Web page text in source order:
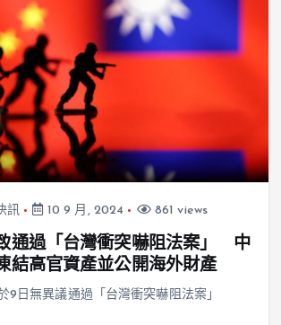
訊 10 9 月, 2024 861 views
通過「台灣衝突嚇阻法案」 中
結高官資產並公開海外財產
9日無異議通過「台灣衝突嚇阻法案」